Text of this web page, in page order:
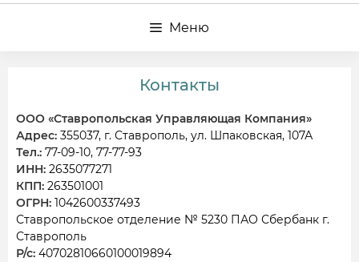
Меню
Контакты
ООО «Ставропольская Управляющая Компания»
Адрес: 355037, г. Ставрополь, ул. Шпаковская, 107А
Тел.: 77-09-10, 77-77-93
ИНН: 2635077271
КПП: 263501001
ОГРН: 1042600337493
Ставропольское отделение № 5230 ПАО Сбербанк г.
Ставрополь
Р/с: 40702810660100019894